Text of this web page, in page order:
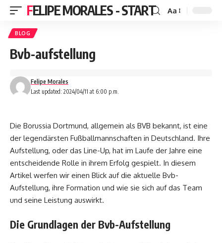
FELIPE MORALES - START Aa
BLOG
Bvb-aufstellung
Last updated: 2024/04/11 at 6:00 p.m.
Felipe Morales
Die Borussia Dortmund, allgemein als BVB bekannt, ist eine
der legendärsten Fußballmannschaften in Deutschland. Ihre
Aufstellung, oder das Line-Up, hat im Laufe der Jahre eine
entscheidende Rolle in ihrem Erfolg gespielt. In diesem
Artikel werfen wir einen Blick auf die aktuelle Bvb-
Aufstellung, ihre Formation und wie sie sich auf das Team
und seine Leistung auswirkt.
Die Grundlagen der Bvb-Aufstellung